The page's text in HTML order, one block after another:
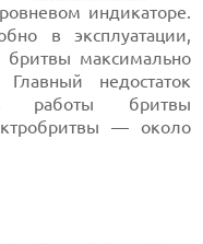
индикаторе.
в эксплуатации,
бритвы максимально
недостаток
работы бритвы
— около